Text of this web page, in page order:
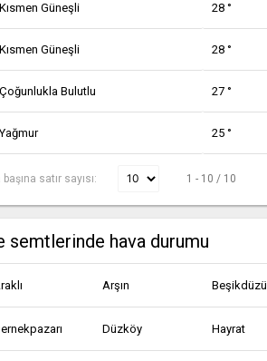
Kısmen Güneşli 28 °
Kısmen Güneşli 28 °
Çoğunlukla Bulutlu 27 °
25 °
satır sayısı: 1 - 10 / 10
semtlerinde hava durumu
Arşın Beşikdüzü
Düzköy Hayrat